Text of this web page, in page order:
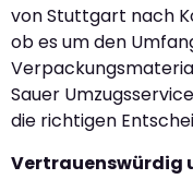
von Stuttgart nach
ob es um den
Sauer
die richtigen
Vertrauenswürdig